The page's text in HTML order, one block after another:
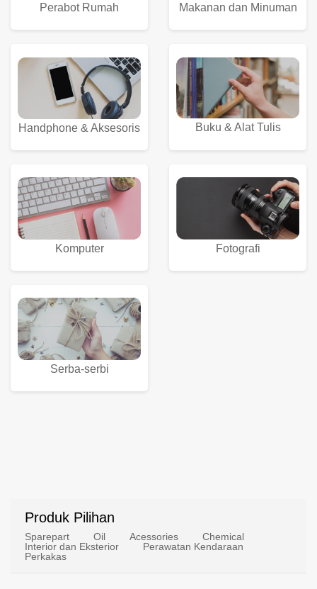
Perabot Rumah Makanan dan Minuman
Handphone & Aksesoris Buku & Alat Tulis
Komputer Fotografi
Serba-serbi
Produk Pilihan
Sparepart Oil Acessories
Chemical
Interior dan Eksterior
Perawatan Kendaraan
Perkakas